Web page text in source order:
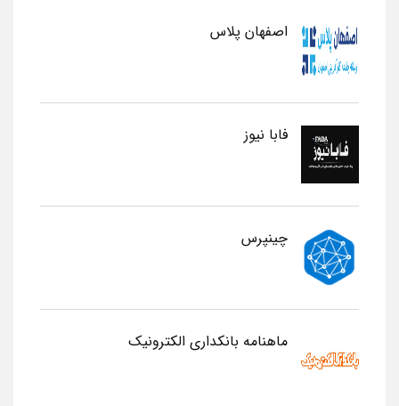
اصفهان پلاس
فابا نیوز
چینپرس
ماهنامه بانکداری الکترونیک